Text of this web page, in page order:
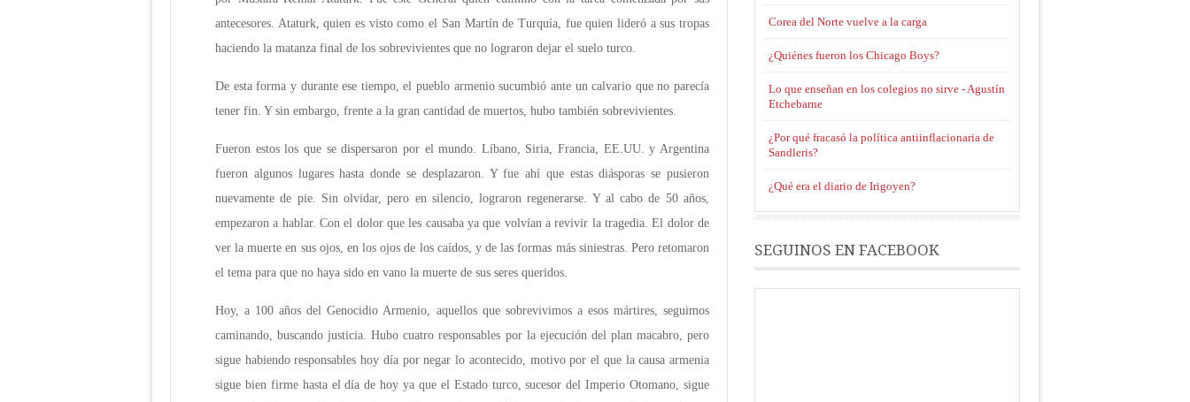
antecesores. Ataturk, quien es visto como el San Martín de Turquía, fue quien lideró a sus tropas
haciendo la matanza final de los sobrevivientes que no lograron dejar el suelo turco.
De esta forma y durante ese tiempo, el pueblo armenio sucumbió ante un calvario que no parecía
tener fin. Y sin embargo, frente a la gran cantidad de muertos, hubo también sobrevivientes.
Fueron estos los que se dispersaron por el mundo. Líbano, Siria, Francia, EE.UU. y Argentina
fueron algunos lugares hasta donde se desplazaron. Y fue ahí que estas diásporas se pusieron
nuevamente de pie. Sin olvidar, pero en silencio, lograron regenerarse. Y al cabo de 50 años,
empezaron a hablar. Con el dolor que les causaba ya que volvían a revivir la tragedia. El dolor de
ver la muerte en sus ojos, en los ojos de los caídos, y de las formas más siniestras. Pero retomaron
el tema para que no haya sido en vano la muerte de sus seres queridos.
Hoy, a 100 años del Genocidio Armenio, aquellos que sobrevivimos a esos mártires, seguimos
caminando, buscando justicia. Hubo cuatro responsables por la ejecución del plan macabro, pero
sigue habiendo responsables hoy día por negar lo acontecido, motivo por el que la causa armenia
sigue bien firme hasta el día de hoy ya que el Estado turco, sucesor del Imperio Otomano, sigue
Corea del Norte vuelve a la carga
¿Quiénes fueron los Chicago Boys?
Lo que enseñan en los colegios no sirve - Agustín
Etchebarne
¿Por qué fracasó la política antiinflacionaria de
Sandleris?
¿Qué era el diario de Irigoyen?
SEGUINOS EN FACEBOOK